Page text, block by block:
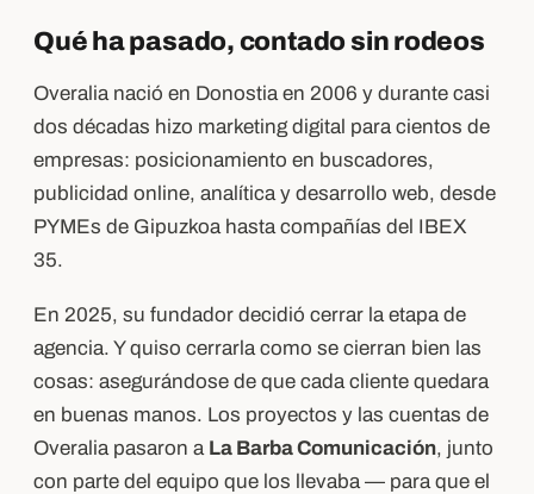
Qué ha pasado, contado sin rodeos
Overalia nació en Donostia en 2006 y durante casi
dos décadas hizo marketing digital para cientos de
empresas: posicionamiento en buscadores,
publicidad online, analítica y desarrollo web, desde
PYMEs de Gipuzkoa hasta compañías del IBEX
35.
En 2025, su fundador decidió cerrar la etapa de
agencia. Y quiso cerrarla como se cierran bien las
cosas: asegurándose de que cada cliente quedara
en buenas manos. Los proyectos y las cuentas de
Overalia pasaron a La Barba Comunicación, junto
con parte del equipo que los llevaba — para que el